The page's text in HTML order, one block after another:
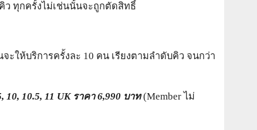
ว ทุกครั้งไม่เช่นนั้นจะถูกตัดสิทธิ์
ะให้บริการครั้งละ 10 คน เรียงตามลำดับคิว จนกว่า
10, 10.5, 11 UK ราคา 6,990 บาท(Member ไม่